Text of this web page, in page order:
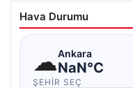
Hava Durumu
☁Ankara
NaN°C
ŞEHIR SEÇ